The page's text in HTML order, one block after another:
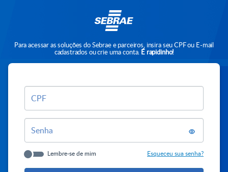
Para acessar as soluções do Sebrae e parceiros, insira seu CPF ou E-mail
cadastrados ou crie uma conta. É rapidinho!
CPF
Senha
Lembre-se de mim Esqueceu sua senha?